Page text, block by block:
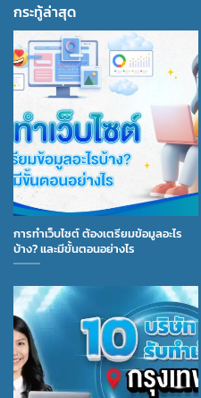
กระทู้ล่าสุด
การทำเว็บไซต์ ต้องเตรียมข้อมูลอะไร
บ้าง? และมีขั้นตอนอย่างไร